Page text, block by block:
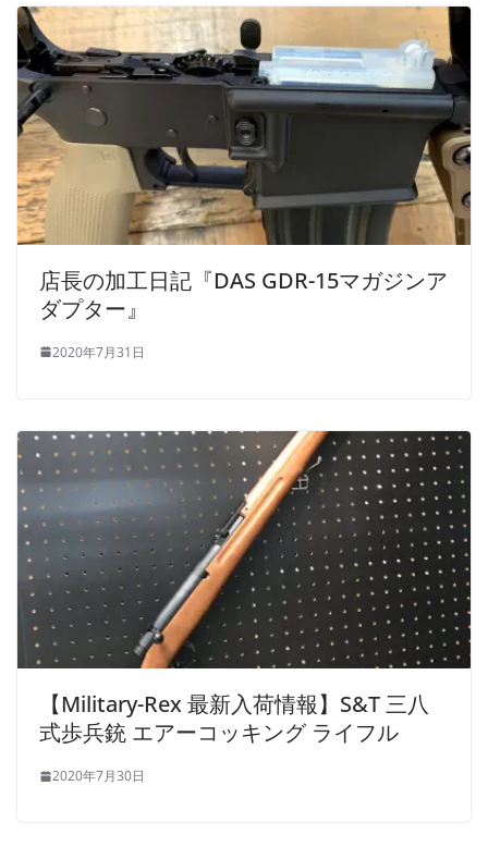
店長の加工日記『DAS GDR-15マガジンア
ダプター』
2020年7月31日
【Military-Rex 最新入荷情報】S&T 三八
式歩兵銃 エアーコッキング ライフル
2020年7月30日